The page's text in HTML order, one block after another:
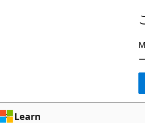
ン
ツ
ゲ
ーLearn